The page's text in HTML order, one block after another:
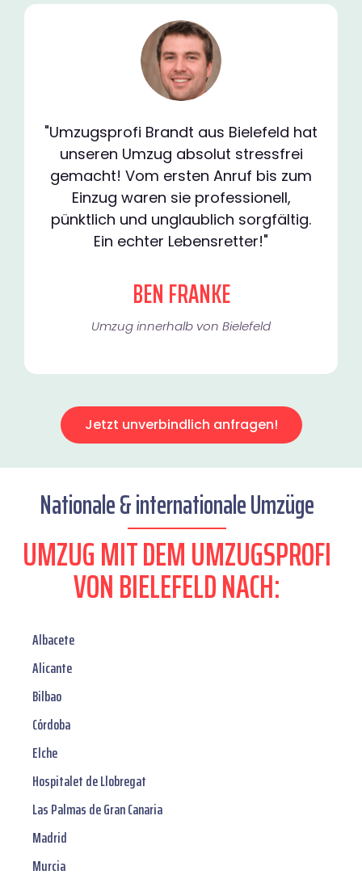
"Umzugsprofi Brandt aus Bielefeld hat
unseren Umzug absolut stressfrei
gemacht! Vom ersten Anruf bis zum
Einzug waren sie professionell,
pünktlich und unglaublich sorgfältig.
Ein echter Lebensretter!"
BEN FRANKE
Umzug innerhalb von Bielefeld​
Jetzt unverbindlich anfragen!
Nationale & internationale Umzüge
UMZUG MIT DEM UMZUGSPROFI
VON BIELEFELD NACH:
Albacete
Alicante
Bilbao
Córdoba
Elche
Hospitalet de Llobregat
Las Palmas de Gran Canaria
Madrid
Murcia